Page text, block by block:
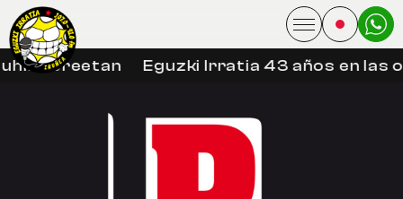
libreetan Eguzki Irratia 43 años en las